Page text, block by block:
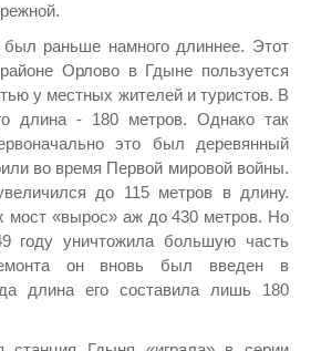
раньше намного длиннее. Этот
Орлово в Гдыне пользуется
у местных жителей и туристов. В
длина - 180 метров. Однако так
это был деревянный
во время Первой мировой войны.
до 115 метров в длину.
мост «вырос» аж до 430 метров. Но
году уничтожила большую часть
он вновь был введен в
длина его составила лишь 180